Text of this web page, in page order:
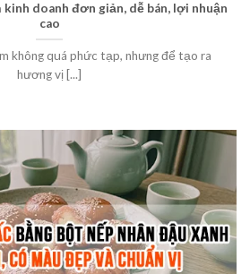
kinh doanh đơn giản, dễ bán, lợi nhuận
cao
không quá phức tạp, nhưng để tạo ra
hương vị [...]